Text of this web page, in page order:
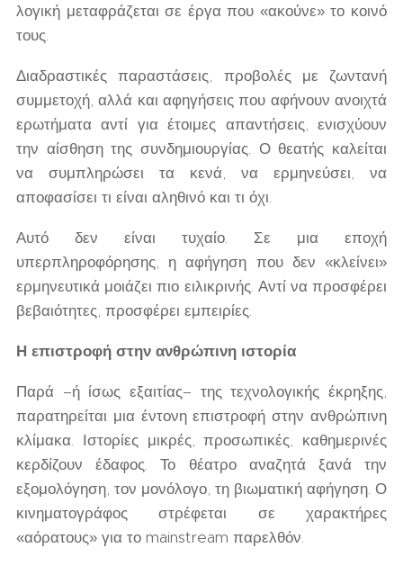
λογική μεταφράζεται σε έργα που «ακούνε» το κοινό
τους.
Διαδραστικές παραστάσεις, προβολές με ζωντανή
συμμετοχή, αλλά και αφηγήσεις που αφήνουν ανοιχτά
ερωτήματα αντί για έτοιμες απαντήσεις, ενισχύουν
την αίσθηση της συνδημιουργίας. Ο θεατής καλείται
να συμπληρώσει τα κενά, να ερμηνεύσει, να
αποφασίσει τι είναι αληθινό και τι όχι.
Αυτό δεν είναι τυχαίο. Σε μια εποχή
υπερπληροφόρησης, η αφήγηση που δεν «κλείνει»
ερμηνευτικά μοιάζει πιο ειλικρινής. Αντί να προσφέρει
βεβαιότητες, προσφέρει εμπειρίες.
Η επιστροφή στην ανθρώπινη ιστορία
Παρά –ή ίσως εξαιτίας– της τεχνολογικής έκρηξης,
παρατηρείται μια έντονη επιστροφή στην ανθρώπινη
κλίμακα. Ιστορίες μικρές, προσωπικές, καθημερινές
κερδίζουν έδαφος. Το θέατρο αναζητά ξανά την
εξομολόγηση, τον μονόλογο, τη βιωματική αφήγηση. Ο
κινηματογράφος στρέφεται σε χαρακτήρες
«αόρατους» για το mainstream παρελθόν.